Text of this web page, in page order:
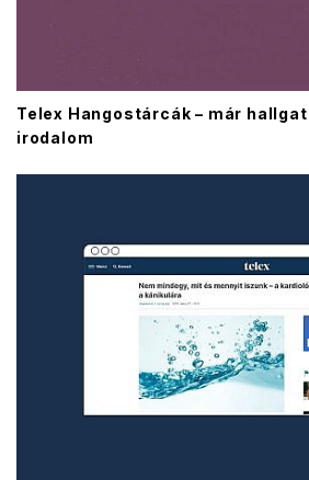
Telex Hangostárcák – már
irodalom